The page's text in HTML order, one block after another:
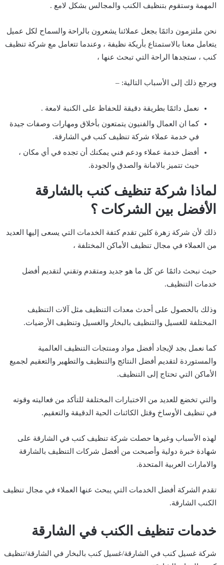
المهمة وستقوم بتنظيف الكنب والمجالس بشكل لامع .
نحن ملتزمون دائمًا بجعل عملائنا يشعرون بالراحة والسماح لكل عميل
يتعامل معنا بالاستمتاع بأريكة نظيفة ، وعندما تتعامل مع شركة تنظيف
كنب ، ستجدها الراحة التي تبحث عنها ،
ويرجع ذلك إلى الأسباب التالية: –
نعمل دائمًا بطريقة دقيقة للحفاظ على الكنبة لامعة .
كما ان العمال والفنيون يتمتعون بأخلاق ومهارات وصفات جيدة
في خدمة عملاء شركة تنظيف كنب في الشارقة.
أفضل خدمة عملاء ودعم فني يمكنك أن تجده في أي مكان ،
حيث تتميز بالامانة والصدق والجودة.
لماذا شركة تنظيف كنب بالشارقة
الأفضل بين الشركات ؟
ذلك لأن شركة زهرة كلين تقدم كتفة الخدمات التي يسعى إليها العديد
من العملاء في مجال تنظيف الأماكن المختلفة ،
حيث نبحث دائمًا عن كل ما هو جديد ومتقدم وتقني لتقديم أفضل
خدمات التنظيف.
وذلك بالحصول على أحدث معدات التنظيف مثل آلات التنظيف
المختلفة للغسيل والتنظيف بالبخار والغسيل وتنظيف الأرضيات.
كما نعمل بجد لإيجاد أفضل مواد ومنتجات التنظيف العالمية
والمستوردة لتقديم أفضل النتائج والتنظيف والتطهير والتعقيم لجميع
الأماكن التي تحتاج إلى التنظيف.
والتي تخضع للعديد من الاختبارات المختلفة للتأكد من فعاليته وقوته
في تنظيف الأوساخ وقتل الكائنات الحية الدقيقة والتعقيم.
لهذه الأسباب وغيرها حصلت شركة تنظيف كنب في الشارقة على
شهادة خبرة دولية وأصبحت من أفضل شركات التنظيف بالشارقة
والامارات العربية المتحدة.
تقدم الشركة أفضل الخدمات التي يبحث عنها العملاء في مجال تنظيف
الكنب الشارقة.
خدمات تنظيف الكنب في الشارقة
شركة غسيل كنب في الشارقة/غسيل كنب بالبخار في الشارقة/تنظيف